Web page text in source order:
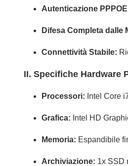
Autenticazione
Difesa Completa dalle
Connettività Stabile:
II. Specifiche Hardware
Processori: Intel Core
Grafica: Intel HD
Memoria: Espandibile
Archiviazione: 1x SSD